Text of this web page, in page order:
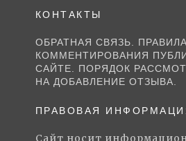
КОНТАКТЫ
ОБРАТНАЯ СВЯЗЬ. ПРАВИЛА
КОММЕНТИРОВАНИЯ
САЙТЕ. ПОРЯДОК
НА ДОБАВЛЕНИЕ ОТЗЫВА.
ПРАВОВАЯ
Сайт носит